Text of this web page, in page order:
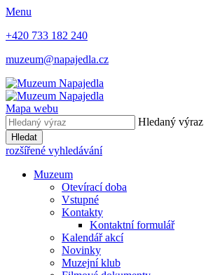
Menu
+420 733 182 240
muzeum@napajedla.cz
Mapa webu
Hledaný výraz
Hledat
rozšířené vyhledávání
Muzeum
Otevírací doba
Vstupné
Kontakty
Kontaktní formulář
Kalendář akcí
Novinky
Muzejní klub